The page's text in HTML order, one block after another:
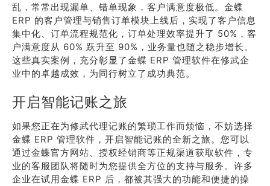
乱，常常出现漏单、错单现象，客户满意度极低。金蝶
ERP 的客户管理与销售订单模块上线后，实现了客户信息
集中化、订单流程规范化，订单处理效率提升了 50%，客
户满意度从 60% 跃升至 90%，业务量也随之稳步增长。
这些真实案例，充分彰显了金蝶 ERP 管理软件在修武企
业中的卓越成效，为同行树立了成功典范。
开启智能记账之旅
如果您正在为修武代理记账的繁琐工作而烦恼，不妨选择
金蝶 ERP 管理软件，开启智能记账的全新之旅。您可以
通过金蝶官方网站、授权经销商等正规渠道获取软件，专
业的客服团队将随时为您提供全方位的支持与服务。许多
企业在试用金蝶 ERP 后，都被其强大的功能和便捷的操